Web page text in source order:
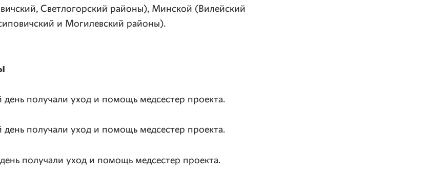
Светлогорский районы), Минской (Вилейский
и Могилевский районы).
день получали уход и помощь медсестер проекта.
день получали уход и помощь медсестер проекта.
получали уход и помощь медсестер проекта.